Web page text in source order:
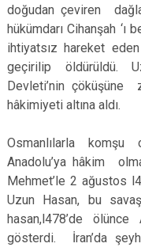
doğudan çeviren
hükümdarı Cihanşah
ihtiyatsız hareket
geçirilip öldürüldü.
Devleti’nin çöküşüne
hâkimiyeti altına aldı.
Osmanlılarla komşu
Anadolu’ya hâkim
Mehmet’le 2 ağustos
Uzun Hasan, bu
hasan,l478’de ölünce
gösterdi. İran’da